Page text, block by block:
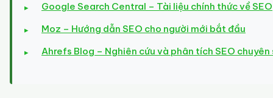
Google Search Central – Tài liệu chính thức về SEO
Moz – Hướng dẫn SEO cho người mới bắt đầu
Ahrefs Blog – Nghiên cứu và phân tích SEO chuyên